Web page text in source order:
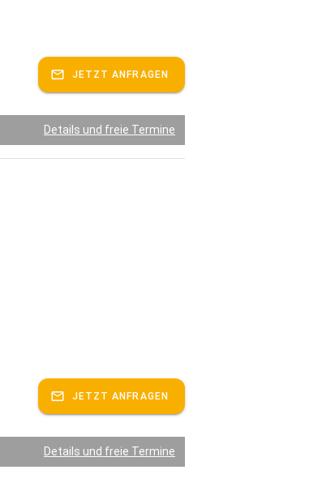
JETZT ANFRAGEN
Details und freie Termine
JETZT ANFRAGEN
Details und freie Termine